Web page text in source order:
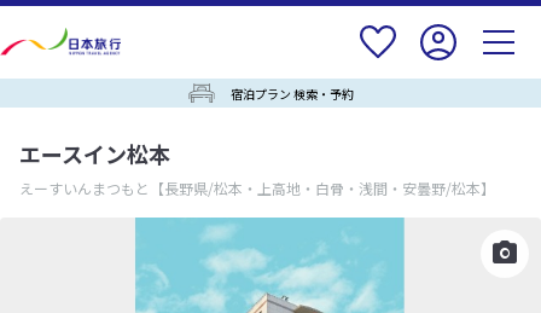
宿泊プラン 検索・予約
エースイン松本
えーすいんまつもと 【長野県/松本・上高地・白骨・浅間・安曇野/松本】